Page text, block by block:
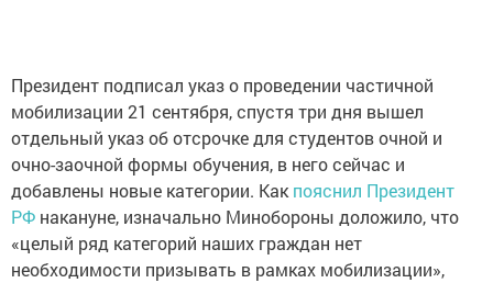
Президент подписал указ о проведении частичной
мобилизации 21 сентября, спустя три дня вышел
отдельный указ об отсрочке для студентов очной и
очно-заочной формы обучения, в него сейчас и
добавлены новые категории. Как пояснил Президент
РФ накануне, изначально Минобороны доложило, что
«целый ряд категорий наших граждан нет
необходимости призывать в рамках мобилизации»,